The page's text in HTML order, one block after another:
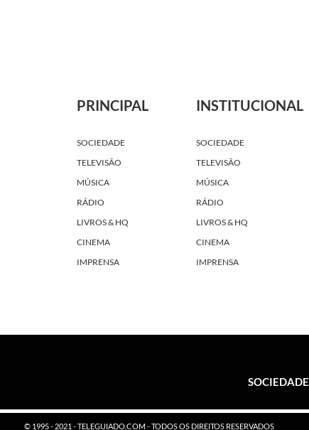
PRINCIPAL
SOCIEDADE
TELEVISÃO
MÚSICA
RÁDIO
LIVROS & HQ
CINEMA
IMPRENSA
INSTITUCIONAL
SOCIEDADE
TELEVISÃO
MÚSICA
RÁDIO
LIVROS & HQ
CINEMA
IMPRENSA
SOCIEDADE
© 1995 - 2021 - TELEGUIADO.COM - TODOS OS DIREITOS RESERVADOS